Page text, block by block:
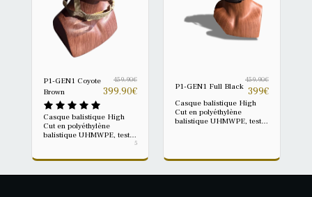
P1-GEN1 Coyote
Brown
459.90€
399.90€
Casque balistique High
Cut en polyéthylène
balistique UHMWPE, testé
une plateforme balistique
5
P1-GEN1 Full Black
459.90€
399€
Casque balistique High
Cut en polyéthylène
balistique UHMWPE, testé
moderne, conçue pour
un poids contenu et une